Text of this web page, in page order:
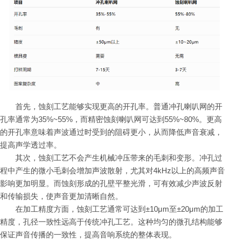
首先，蚀刻工艺能够实现更高的开孔率。普通冲孔喇叭网的开
孔率通常为35%~55%，而精密蚀刻喇叭网可达到55%~80%。更高
的开孔率意味着声波通过时受到的阻碍更小，从而降低声音衰减，
提高声学透过率。
其次，蚀刻工艺不会产生机械冲压带来的毛刺和变形。冲孔过
程中产生的微小毛刺会增加声波散射，尤其对4kHz以上的高频声音
影响更加明显。而蚀刻形成的孔壁平整光滑，可有效减少声波反射
和传输损失，使声音更加清晰自然。
在加工精度方面，蚀刻工艺通常可达到±10μm至±20μm的加工
精度，孔径一致性远高于传统冲孔工艺。这种均匀的微孔结构能够
保证声音传播的一致性，提高音响系统的整体表现。